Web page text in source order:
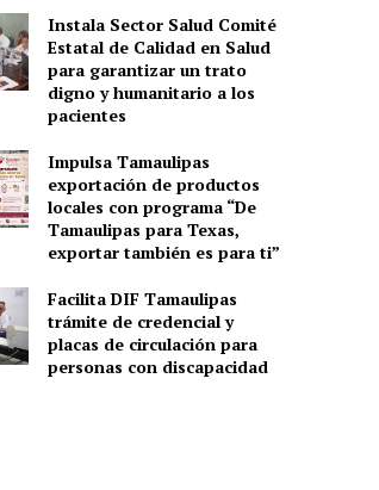
Instala Sector Salud Comité
Estatal de Calidad en Salud
para garantizar un trato
digno y humanitario a los
pacientes
Impulsa Tamaulipas
exportación de productos
locales con programa “De
Tamaulipas para Texas,
exportar también es para ti”
Facilita DIF Tamaulipas
trámite de credencial y
placas de circulación para
personas con discapacidad